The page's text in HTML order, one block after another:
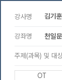
강사명 김기훈
강좌명 천일
주제(과목) 및 대
OT